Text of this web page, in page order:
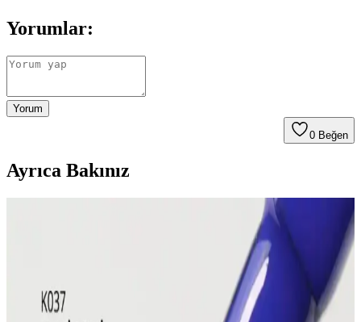
Yorumlar:
Yorum
0 Beğen
Ayrıca Bakınız
Gelin Makyajında Doğallık ve Kalıcılık İçin Temel
Gelin makyajında doğal görünüm ile profesyonel fotoğraflarda
belirginlik dengelenmeli. Kaş, göz, allık, highlighter ve dudak
uygulamalarında doğru renk ve teknikler kullanılmalı, makyaj
kalıcılığı sağlanmalıdır.